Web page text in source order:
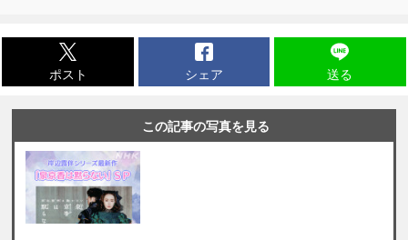
ポスト シェア 送る
この記事の写真を見る